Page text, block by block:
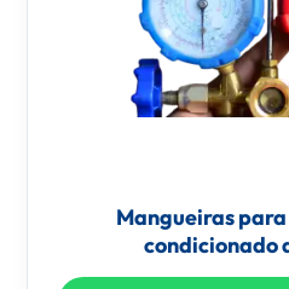
Mangueiras
condicionado